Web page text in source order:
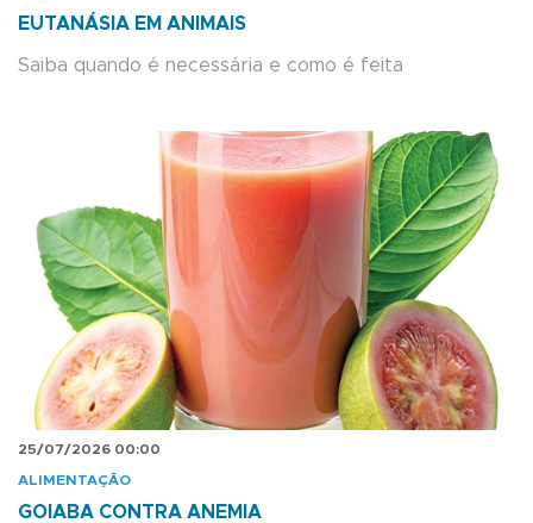
EUTANÁSIA EM ANIMAIS
Saiba quando é necessária e como é feita
25/07/2026 00:00
ALIMENTAÇÃO
GOIABA CONTRA ANEMIA